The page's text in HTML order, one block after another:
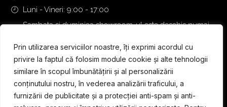
Prin utilizarea serviciilor noastre, îți exprimi acordul cu
privire la faptul că folosim module cookie și alte tehnologii
similare în scopul îmbunătățirii și al personalizării
conținutului nostru, în vederea analizării traficului, a
furnizării de publicitate și a protecției anti-spam și anti-
Luni - Vineri: 9:00 - 17:00
Sambata si duminica showroom-ul este deschis numai